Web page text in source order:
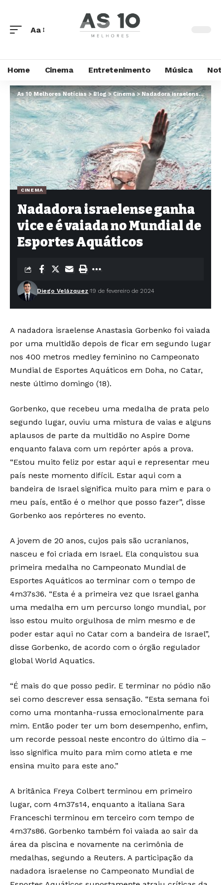
Aa
Home Cinema Entretenimento Música
As 10 Melhores Notícias>Blog>Cinema>Nadadora israelense ganha vice e é vaiada no Mundial de Esportes Aquáticos
CINEMA
Nadadora israelense ganha
vice e é vaiada no Mundial de
Esportes Aquáticos
Diego Velázquez 19 de fevereiro de 2024
A nadadora israelense Anastasia Gorbenko foi vaiada
por uma multidão depois de ficar em segundo lugar
nos 400 metros medley feminino no Campeonato
Mundial de Esportes Aquáticos em Doha, no Catar,
neste último domingo (18).
Gorbenko, que recebeu uma medalha de prata pelo
segundo lugar, ouviu uma mistura de vaias e alguns
aplausos de parte da multidão no Aspire Dome
enquanto falava com um repórter após a prova.
“Estou muito feliz por estar aqui e representar meu
país neste momento difícil. Estar aqui com a
bandeira de Israel significa muito para mim e para o
meu país, então é o melhor que posso fazer”, disse
Gorbenko aos repórteres no evento.
A jovem de 20 anos, cujos pais são ucranianos,
nasceu e foi criada em Israel. Ela conquistou sua
primeira medalha no Campeonato Mundial de
Esportes Aquáticos ao terminar com o tempo de
4m37s36. “Esta é a primeira vez que Israel ganha
uma medalha em um percurso longo mundial, por
isso estou muito orgulhosa de mim mesmo e de
poder estar aqui no Catar com a bandeira de Israel”,
disse Gorbenko, de acordo com o órgão regulador
global World Aquatics.
“É mais do que posso pedir. E terminar no pódio não
sei como descrever essa sensação. “Esta semana foi
como uma montanha-russa emocionalmente para
mim. Então poder ter um bom desempenho, enfim,
um recorde pessoal neste encontro do último dia –
isso significa muito para mim como atleta e me
ensina muito para este ano.”
A britânica Freya Colbert terminou em primeiro
lugar, com 4m37s14, enquanto a italiana Sara
Franceschi terminou em terceiro com tempo de
4m37s86. Gorbenko também foi vaiada ao sair da
área da piscina e novamente na cerimônia de
medalhas, segundo a Reuters. A participação da
nadadora israelense no Campeonato Mundial de